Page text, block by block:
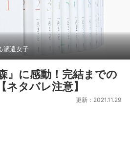
派遣女子
』に感動！完結までの
ネタバレ注意】
更新：2021.11.29